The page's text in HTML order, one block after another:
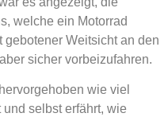
welche ein Motorrad
gebotener Weitsicht an den
sicher vorbeizufahren.
wie viel
selbst erfährt, wie